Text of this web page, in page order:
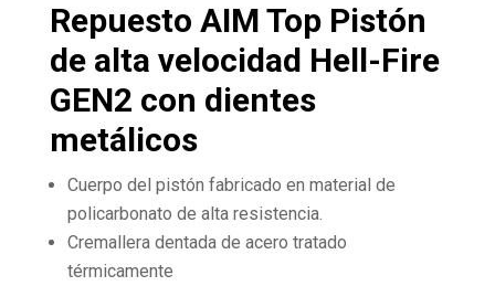
Repuesto AIM Top Pistón
de alta velocidad Hell-Fire
GEN2 con dientes
metálicos
Cuerpo del pistón fabricado en material de
policarbonato de alta resistencia.
Cremallera dentada de acero tratado
térmicamente